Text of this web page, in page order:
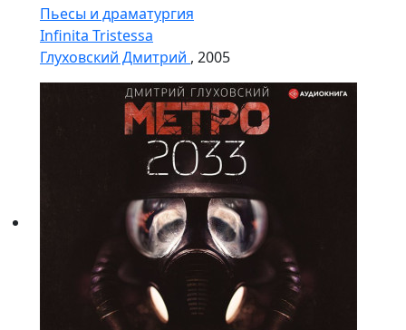
Пьесы и драматургия
Infinita Tristessa
Глуховский Дмитрий , 2005